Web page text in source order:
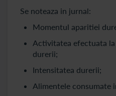
Se noteaza in jurnal:
Momentul aparitiei
Activitatea efectuata
durerii;
Intensitatea durerii;
Alimentele consumate